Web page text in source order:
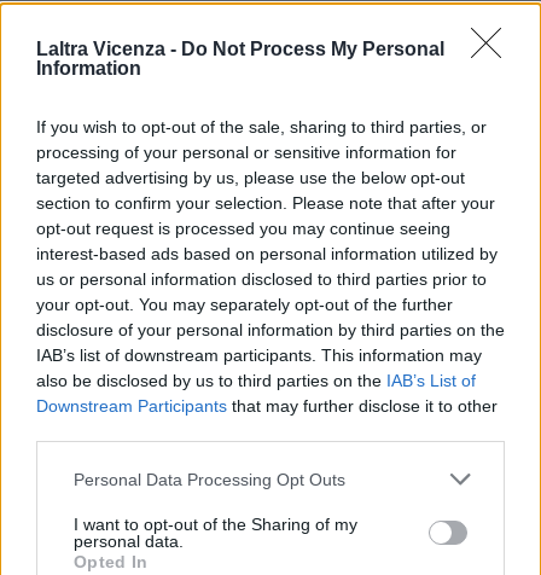
Laltra Vicenza - Do Not Process My Personal
Information
If you wish to opt-out of the sale, sharing to third parties, or
processing of your personal or sensitive information for
targeted advertising by us, please use the below opt-out
section to confirm your selection. Please note that after your
opt-out request is processed you may continue seeing
interest-based ads based on personal information utilized by
us or personal information disclosed to third parties prior to
your opt-out. You may separately opt-out of the further
disclosure of your personal information by third parties on the
IAB’s list of downstream participants. This information may
also be disclosed by us to third parties on the IAB’s List of
Downstream Participants that may further disclose it to other
Personal Data Processing Opt Outs
I want to opt-out of the Sharing of my
personal data.
Opted In
continua a tracciare il suo solco, ma abbraccia l’intero
territorio con un occhio di riguardo alle ville palladiane, di
per altri capolavori, quelli di Madre Natura.
«Si, inevitabile quando ami la tua terra non renderle omaggio.
Soprattutto se lo merita, come quella berica. Papà ha lavorato
tanto perché lo straordinario patrimonio storico e architettonico
di Vicenza non solo non fosse trascurato, ma fosse
salvaguardato e passasse sotto tutela Unesco. Io personalmente
ho curato e fornito la documentazione fotografica per
l’inserimento nella Lista Mondiale. Continuo, come lui, ad avere il
pallino delle ville venete, che non mi limito a fotografare e porre al
centro di iniziative editoriali,
ma da cui traggo continue ispirazioni. Nel 2010 mandai il mio libro
rispose il segretario del pontefice, inviando per suo conto la
benedizione apostolica. Tornando agli input ricevuti da papà,
negli anni Novanta aveva avuto l’idea di un sentiero che